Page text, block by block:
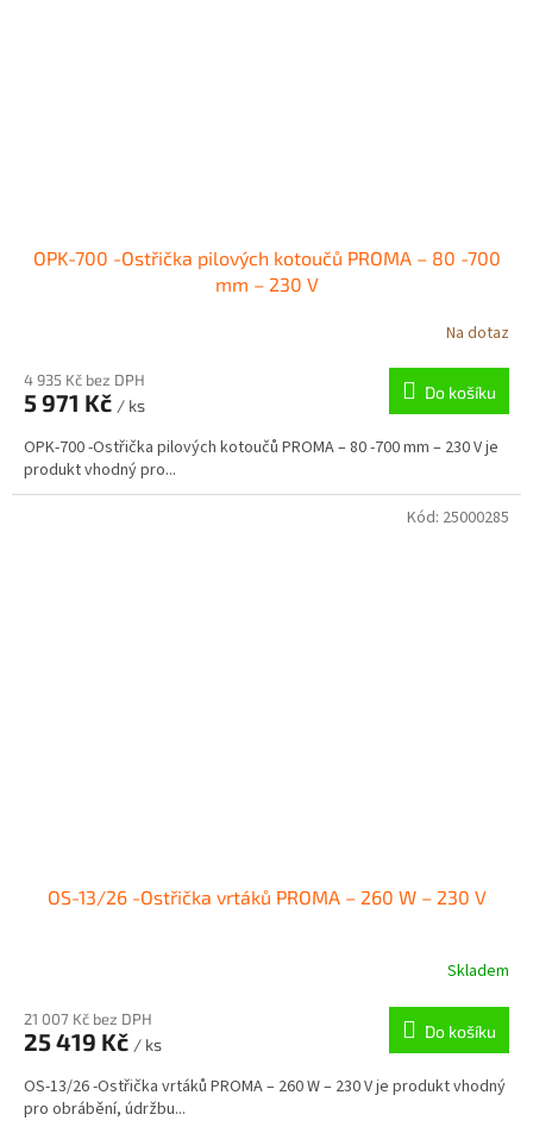
OPK-700 -Ostřička pilových kotoučů PROMA – 80 -700
mm – 230 V
Na dotaz
4 935 Kč bez DPH
5 971 Kč / ks
Do košíku
OPK-700 -Ostřička pilových kotoučů PROMA – 80 -700 mm – 230 V je
produkt vhodný pro...
OS-13/26 -Ostřička vrtáků PROMA – 260 W – 230 V
Skladem
21 007 Kč bez DPH
25 419 Kč / ks
Do košíku
OS-13/26 -Ostřička vrtáků PROMA – 260 W – 230 V je produkt vhodný
pro obrábění, údržbu...
Kód: 25000285